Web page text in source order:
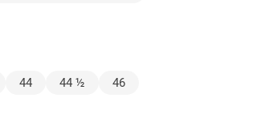
44 44 ½
46